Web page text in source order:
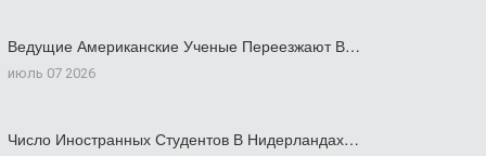
Ведущие Американские Ученые Переезжают В…
июль 07 2026
Число Иностранных Студентов В Нидерландах…